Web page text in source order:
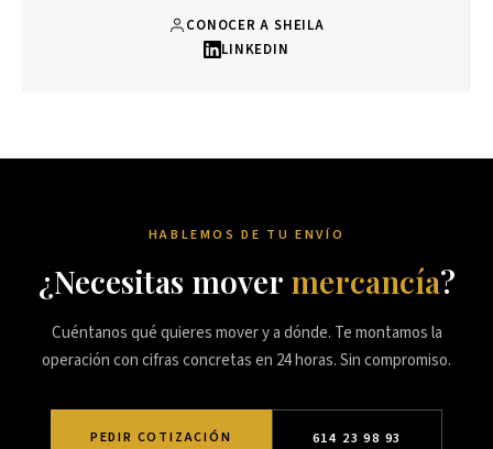
CONOCER A SHEILA
LINKEDIN
HABLEMOS DE TU ENVÍO
¿Necesitas mover mercancía?
Cuéntanos qué quieres mover y a dónde. Te montamos la
operación con cifras concretas en 24 horas. Sin compromiso.
PEDIR COTIZACIÓN 614 23 98 93